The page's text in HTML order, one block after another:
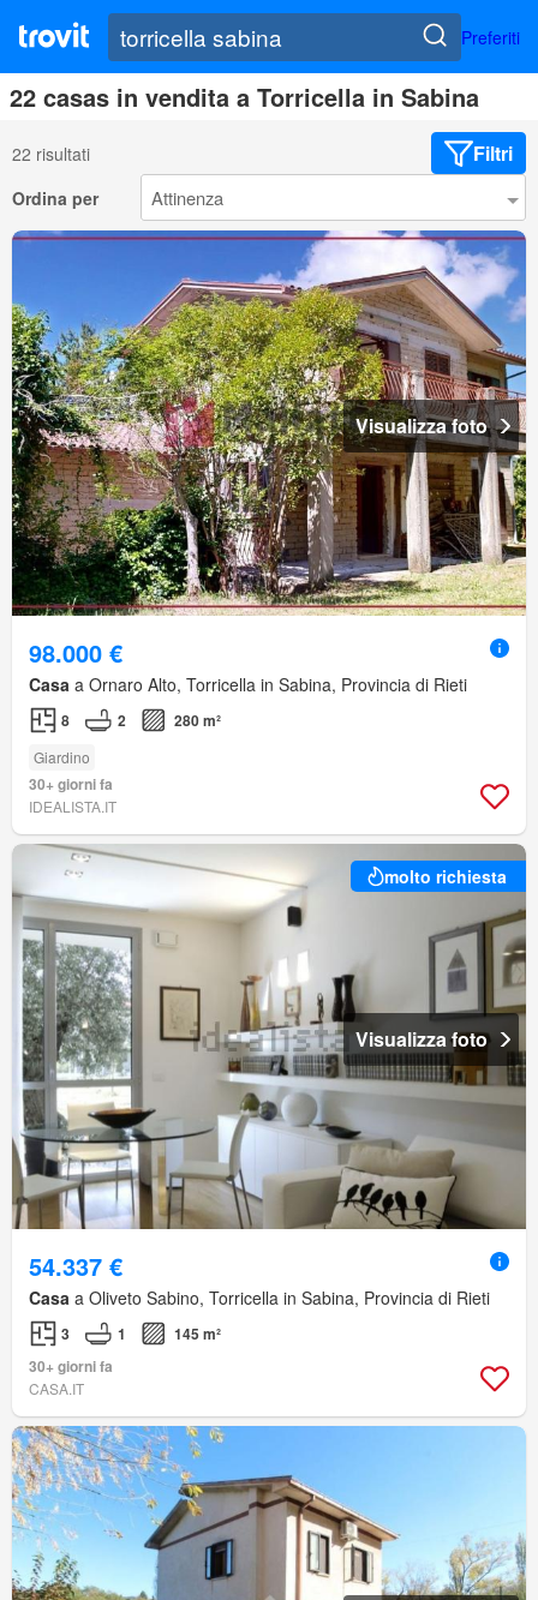
Preferiti
22 casas in vendita a Torricella in Sabina
22 risultati Filtri
Ordina per
Visualizza foto
98.000 €
Casa a Ornaro Alto, Torricella in Sabina, Provincia di Rieti
8 2 280 m²
Giardino
30+ giorni fa
IDEALISTA.IT
molto richiesta
Visualizza foto
54.337 €
Casa a Oliveto Sabino, Torricella in Sabina, Provincia di Rieti
3 1
145 m²
30+ giorni fa
CASA.IT